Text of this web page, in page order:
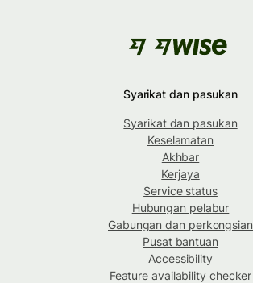
Syarikat dan pasukan
Syarikat dan pasukan
Keselamatan
Akhbar
Kerjaya
Service status
Hubungan pelabur
Gabungan dan perkongsian
Pusat bantuan
Accessibility
Feature availability checker